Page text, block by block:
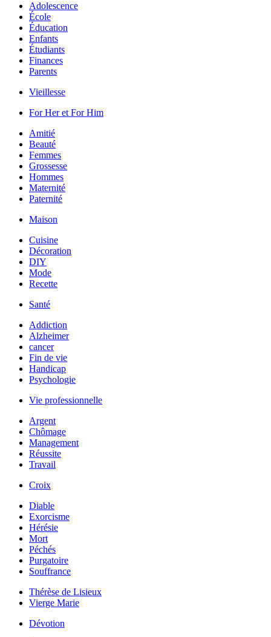
Adolescence
École
Éducation
Enfants
Étudiants
Finances
Parents
Vieillesse
For Her et For Him
Amitié
Beauté
Femmes
Grossesse
Hommes
Maternité
Paternité
Maison
Cuisine
Décoration
DIY
Mode
Recette
Santé
Addiction
Alzheimer
cancer
Fin de vie
Handicap
Psychologie
Vie professionnelle
Argent
Chômage
Management
Réussite
Travail
Croix
Diable
Exorcisme
Hérésie
Mort
Péchés
Purgatoire
Souffrance
Thérèse de Lisieux
Vierge Marie
Dévotion